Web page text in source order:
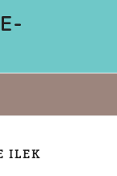
ILEK